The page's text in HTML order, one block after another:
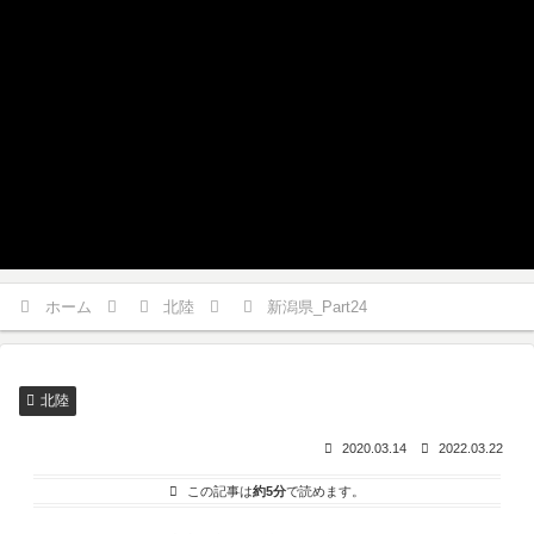
ホーム 北陸 新潟県_Part24
北陸
2020.03.14 2022.03.22
この記事は約5分で読めます。